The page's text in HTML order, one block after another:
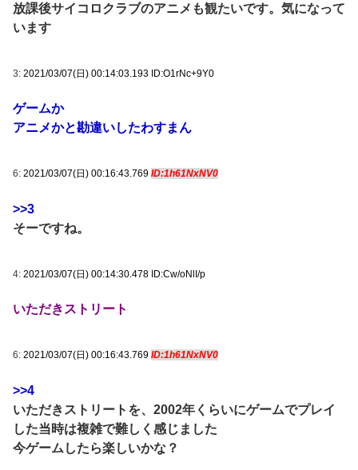
放課後サイコロクラブのアニメも観たいです。気になって
います
3: 2021/03/07(日) 00:14:03.193 ID:O1rNc+9Y0
ゲームか
アニメかと勘違いしたわすまん
6: 2021/03/07(日) 00:16:43.769 ID:1h61NxNV0
>>3
そーですね。
4: 2021/03/07(日) 00:14:30.478 ID:Cw/oNlI/p
いただきストリート
6: 2021/03/07(日) 00:16:43.769 ID:1h61NxNV0
>>4
いただきストリートを、2002年くらいにゲームでプレイ
した当時は複雑で難しく感じました
今ゲームしたら楽しいかな？